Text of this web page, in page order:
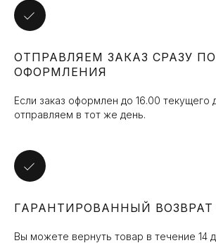
ОТПРАВЛЯЕМ ЗАКАЗ СРАЗУ
ОФОРМЛЕНИЯ
Если заказ оформлен до 16.00 текущего
отправляем в тот же день.
ГАРАНТИРОВАННЫЙ ВОЗВРАТ
Вы можете вернуть товар в течение 14